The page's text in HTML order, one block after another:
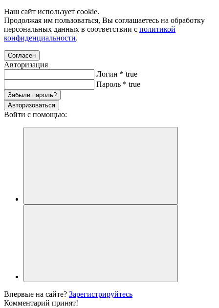
Наш сайт использует cookie.
Продолжая им пользоваться, Вы соглашаетесь на обработку
персональных данных в соответствии с политикой
конфиденциальности.
Согласен
Авторизация
Логин * true
Пароль * true
Забыли пароль?
Авторизоваться
Войти с помощью:
Впервые на сайте? Зарегистрируйтесь
Комментарий принят!